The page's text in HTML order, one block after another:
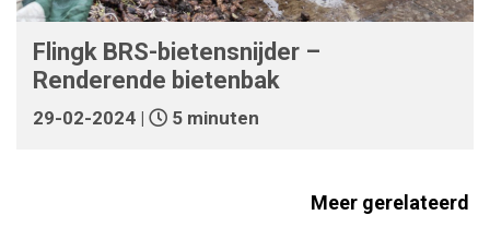
Flingk BRS-bietensnijder –
Renderende bietenbak
29-02-2024 | 5 minuten
Meer gerelateerd